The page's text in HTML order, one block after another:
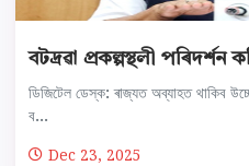
বটদ্ৰৱা প্ৰকল্পস্থলী পৰিদৰ্শন
ডিজিটেল ডেস্ক: ৰাজ্যত অব্যাহত থাকিব
ব...
Dec 23, 2025